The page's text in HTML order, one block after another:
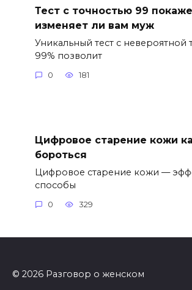
Тест с точностью 99
изменяет ли вам муж
Уникальный тест с невероятной
99% позволит
0 181
Цифровое старение кожи
бороться
Цифровое старение кожи —
способы
0 329
© 2026 Разговор о женском